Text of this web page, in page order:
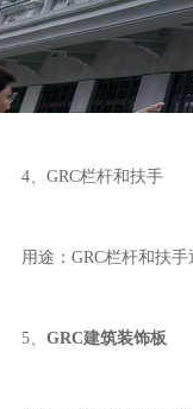
4、GRC栏杆和扶手
用途：GRC栏杆和扶手
5、 GRC建筑装饰板